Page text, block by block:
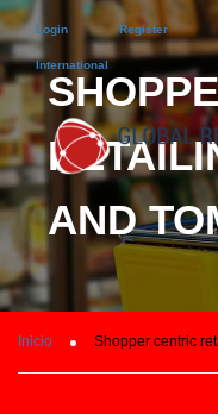
Login Register
International
AND
Inicio Shopper centric